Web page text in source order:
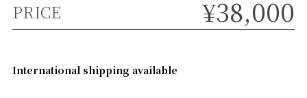
PRICE ¥38,000
International shipping available